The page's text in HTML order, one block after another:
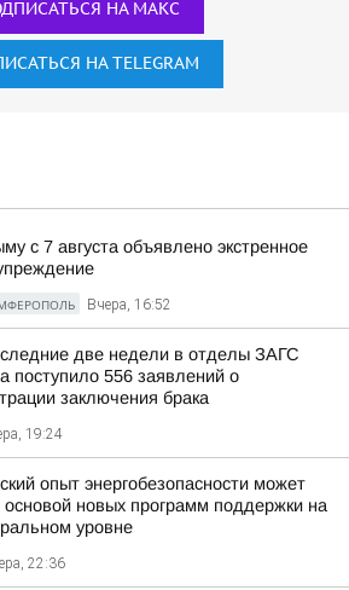
НА МАКС
НА TELEGRAM
с 7 августа объявлено экстренное
Вчера, 16:52
две недели в отделы ЗАГС
поступило 556 заявлений о
заключения брака
19:24
опыт энергобезопасности может
основой новых программ поддержки на
уровне
22:36